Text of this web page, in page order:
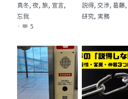
📮ASK（無料読者登録 or 無
📚 100冊の「本は飲み
1 クレーム・犯罪・説得
ログイン/ 登録
検索
真冬, 夜, 旅, 宣言,
忘我
·
5
説得, 交渉, 葛藤,
研究, 実務